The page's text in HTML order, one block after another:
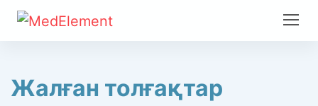
Жалған толғақтар